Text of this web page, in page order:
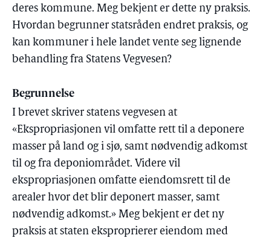
deres kommune. Meg bekjent er dette ny praksis.
Hvordan begrunner statsråden endret praksis, og
kan kommuner i hele landet vente seg lignende
behandling fra Statens Vegvesen?
Begrunnelse
I brevet skriver statens vegvesen at
«Ekspropriasjonen vil omfatte rett til a deponere
masser på land og i sjø, samt nødvendig adkomst
til og fra deponiområdet. Videre vil
ekspropriasjonen omfatte eiendomsrett til de
arealer hvor det blir deponert masser, samt
nødvendig adkomst.» Meg bekjent er det ny
praksis at staten eksproprierer eiendom med